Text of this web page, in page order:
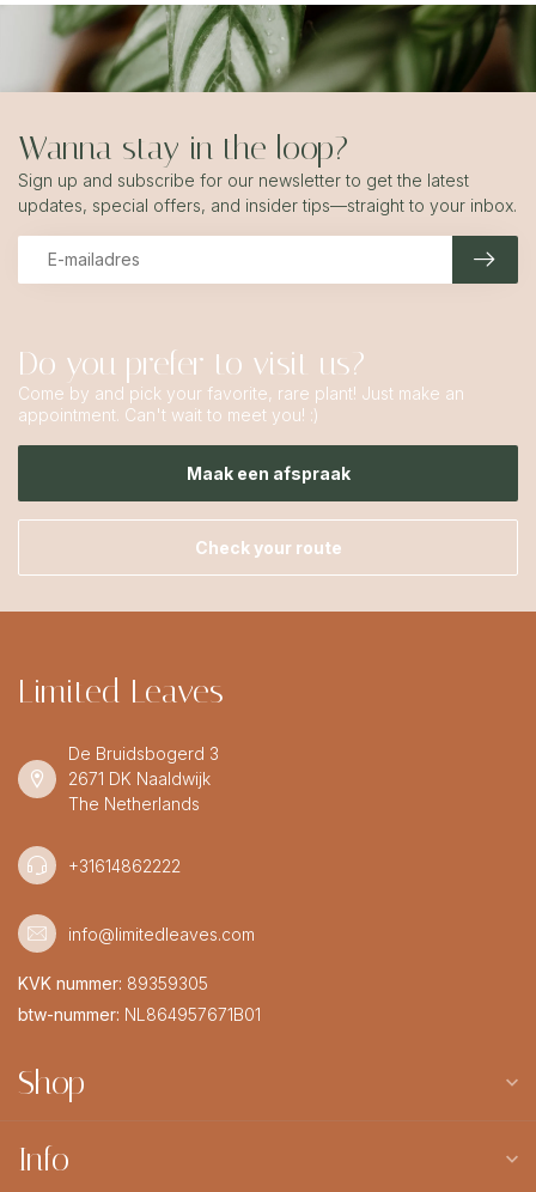
Do you prefer to visit us?
Come by and pick your favorite, rare plant! Just make an
appointment. Can't wait to meet you! :)
Maak een afspraak
Check your route
Wanna stay in the loop?
Sign up and subscribe for our newsletter to get the latest
updates, special offers, and insider tips—straight to your inbox.
Limited Leaves
De Bruidsbogerd 3
2671 DK Naaldwijk
The Netherlands
+31614862222
info@limitedleaves.com
KVK nummer: 89359305
btw-nummer: NL864957671B01
Shop
Info